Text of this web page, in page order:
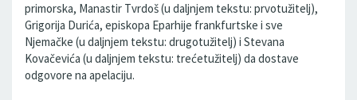
primorska, Manastir Tvrdoš (u daljnjem tekstu: prvotužitelj),
Grigorija Durića, episkopa Eparhije frankfurtske i sve
Njemačke (u daljnjem tekstu: drugotužitelj) i Stevana
Kovačevića (u daljnjem tekstu: trećetužitelj) da dostave
odgovore na apelaciju.